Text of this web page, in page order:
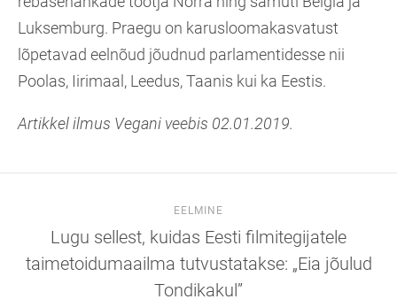
Luksemburg. Praegu on karusloomakasvatust
lõpetavad eelnõud jõudnud parlamentidesse nii
Poolas, Iirimaal, Leedus, Taanis kui ka Eestis.
Artikkel ilmus Vegani veebis 02.01.2019.
EELMINE
Lugu sellest, kuidas Eesti filmitegijatele
taimetoidumaailma tutvustatakse: „Eia jõulud
Tondikakul”